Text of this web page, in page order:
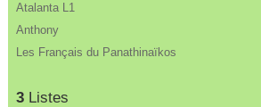
Atalanta L1
Anthony
Les Français du Panathinaïkos
3 Listes